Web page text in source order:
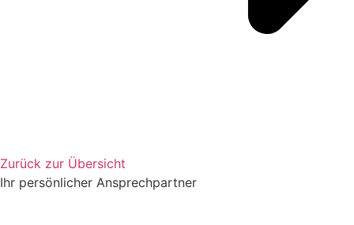
Zurück zur Übersicht
Ihr persönlicher Ansprechpartner